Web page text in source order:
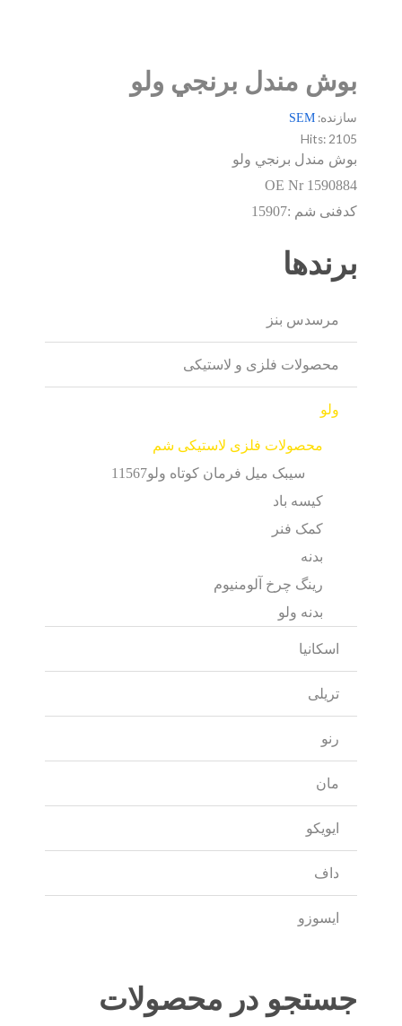
بوش مندل برنجي ولو
سازنده: SEM
Hits: 2105
بوش مندل برنجي ولو
OE Nr 1590884
کدفنی شم :15907
برندها
مرسدس بنز
محصولات فلزی و لاستیکی
ولو
محصولات فلزی لاستیکی شم
سيبک ميل فرمان کوتاه ولو11567
کیسه باد
کمک فنر
بدنه
رینگ چرخ آلومنیوم
بدنه ولو
اسکانیا
تریلی
رنو
مان
ایویکو
داف
ایسوزو
جستجو در محصولات